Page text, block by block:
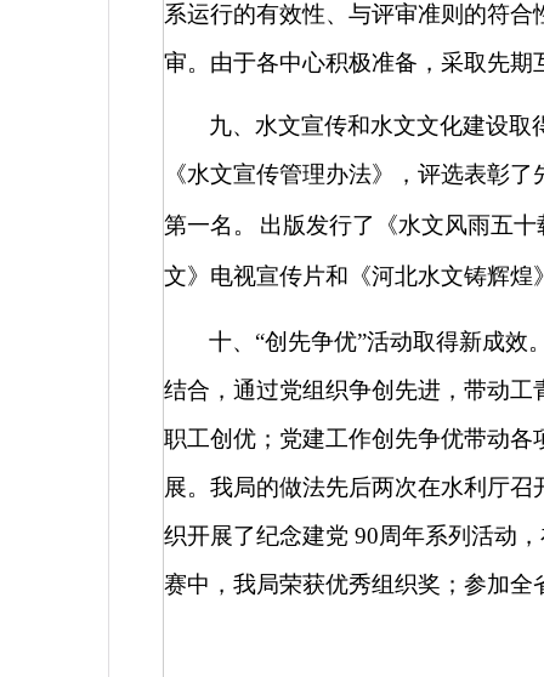
系运行的有效性、与评审准则的符
审。由于各中心积极准备，采取先
九、水文宣传和水文文化建设
《水文宣传管理办法》，评选表彰了
第一名。
出版发行了《水文风雨五
文》电视宣传片和《河北水文铸辉
十、“创先争优”活动取得新成效
结合，通过党组织争创先进，带动
职工创优；党建工作创先争优带动
展。我局的做法先后两次在水利厅
织开展了纪念建党 90周年系列活动
赛中，我局荣获优秀组织奖；参加